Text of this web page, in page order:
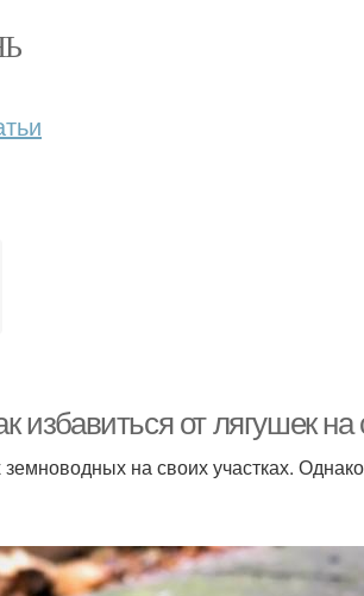
избавиться от лягушек на
на своих участках.